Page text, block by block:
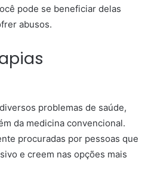
pode se beneficiar delas
abusos.
problemas de saúde,
da medicina convencional.
procuradas por pessoas que
e creem nas opções mais